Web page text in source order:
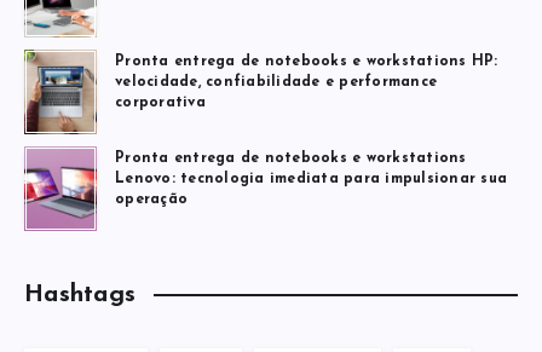
Pronta entrega de notebooks e workstations HP:
velocidade, confiabilidade e performance
corporativa
Pronta entrega de notebooks e workstations
Lenovo: tecnologia imediata para impulsionar sua
operação
Hashtags